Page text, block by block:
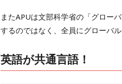
またAPUは文部科学省の「グロー
するのではなく、全員にグローバ
英語が共通言語！